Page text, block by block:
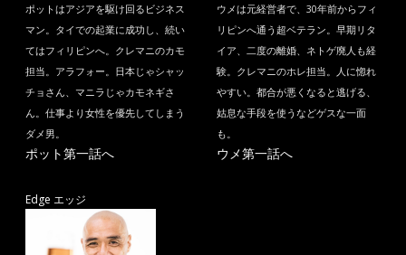
ポットはアジアを駆け回るビジネス
マン。タイでの起業に成功し、続い
てはフィリピンへ。クレマニのカモ
担当。アラフォー。日本じゃシャッ
チョさん、マニラじゃカモネギさ
ん。仕事より女性を優先してしまう
ダメ男。
ポット第一話へ
ウメは元経営者で、30年前からフィ
リピンへ通う超ベテラン。早期リタ
イア、二度の離婚、ネトゲ廃人も経
験。クレマニのホレ担当。人に惚れ
やすい。都合が悪くなると逃げる、
姑息な手段を使うなどゲスな一面
も。
ウメ第一話へ
Edge エッジ